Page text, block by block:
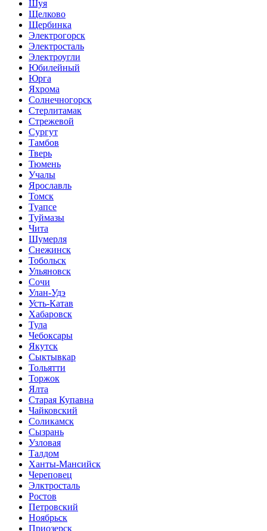
Шуя
Щелково
Щербинка
Электрогорск
Электросталь
Электроугли
Юбилейный
Юрга
Яхрома
Солнечногорск
Стерлитамак
Стрежевой
Сургут
Тамбов
Тверь
Тюмень
Учалы
Ярославль
Томск
Туапсе
Туймазы
Чита
Шумерля
Снежинск
Тобольск
Ульяновск
Сочи
Улан-Удэ
Усть-Катав
Хабаровск
Тула
Чебоксары
Якутск
Сыктывкар
Тольятти
Торжок
Ялта
Старая Купавна
Чайковский
Соликамск
Сызрань
Узловая
Талдом
Ханты-Мансийск
Череповец
Элктросталь
Ростов
Петровский
Ноябрьск
Приозерск